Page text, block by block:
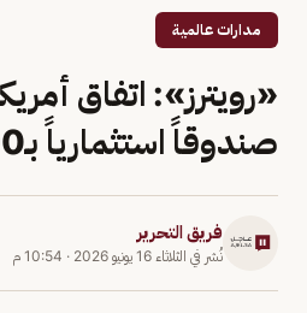
مدارات عالمية
«رويترز»: اتفاق
صندوقاً استثمارياً بـ300 مليار دولار
فريق التحرير
نُشر في الثلاثاء 16 يونيو 2026 · 10:54 م